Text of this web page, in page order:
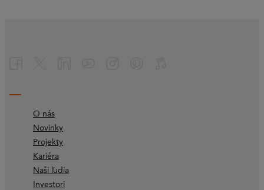
O nás
Novinky
Projekty
Kariéra
Naši ľudia
Investori